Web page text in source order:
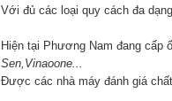
Với đủ các loại quy cách đa
Hiện tại Phương Nam đang cấp
Sen,Vinaoone...
Được các nhà máy đánh giá